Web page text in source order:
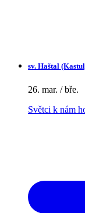
sv. Haštal
26. mar. / bře.
Světci k nám